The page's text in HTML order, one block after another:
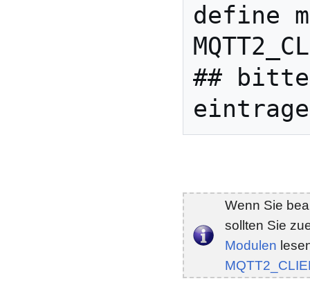
define
## bitte
Wenn Sie
sollten Sie
Modulen